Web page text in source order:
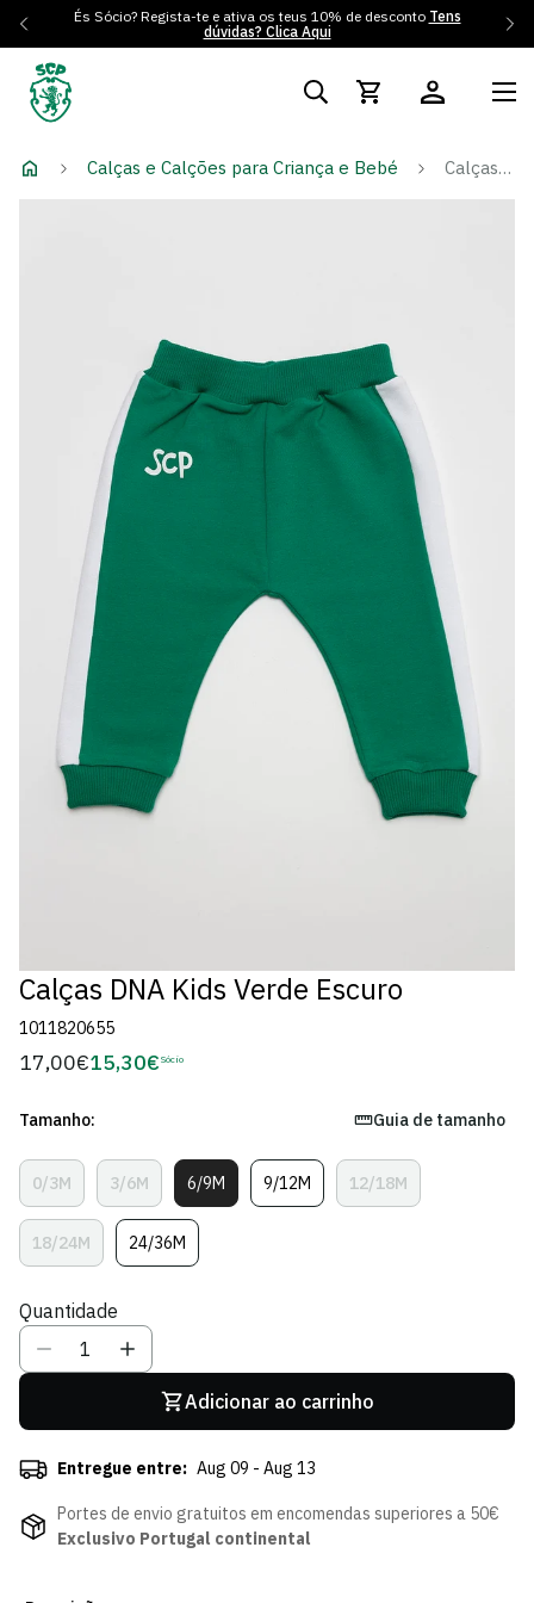
És Sócio? Regista-te e ativa os teus 10% de desconto Tens
dúvidas? Clica Aqui
Calças e Calções para Criança e Bebé Calças DNA Kids Verde Escuro
Calças DNA Kids Verde Escuro
1011820655
Preço
17,00€ Preço
Sócio
15,30€ Sócio
Tamanho: Guia de tamanho
0/3MVariante
Esgotada
Ou
Indisponível
3/6MVariante
Esgotada
Ou
Indisponível
6/9MVariante
Esgotada
9/12MVariante
Esgotada
12/18MVariante
Esgotada
18/24MVariante
Esgotada
Indisponível
24/36MVariante
Esgotada
Quantidade
Adicionar ao carrinho
Entregue entre: Aug 09 - Aug 13
Portes de envio gratuitos em encomendas superiores a 50€
Exclusivo Portugal continental